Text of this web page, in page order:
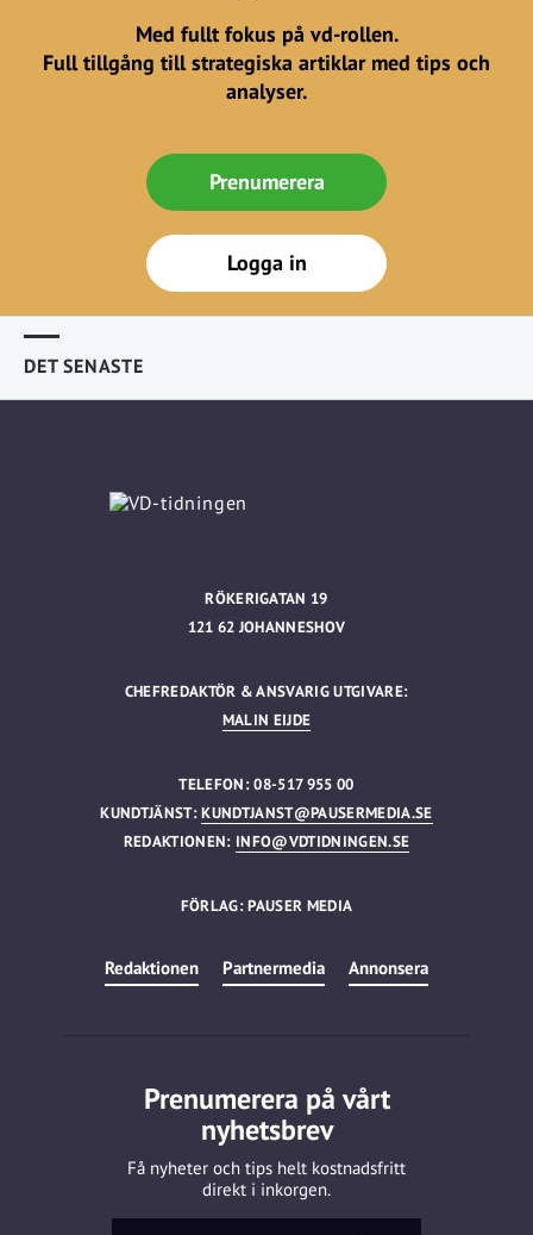
Med fullt fokus på vd-rollen.
Full tillgång till strategiska artiklar med tips och
analyser.
Prenumerera
Logga in
DET SENASTE
RÖKERIGATAN 19
121 62 JOHANNESHOV
CHEFREDAKTÖR & ANSVARIG UTGIVARE:
MALIN EIJDE
TELEFON: 08-517 955 00
KUNDTJÄNST:KUNDTJANST@PAUSERMEDIA.SE
REDAKTIONEN: INFO@VDTIDNINGEN.SE
FÖRLAG: PAUSER MEDIA
Redaktionen Partnermedia Annonsera
Prenumerera på vårt
nyhetsbrev
Få nyheter och tips helt kostnadsfritt
direkt i inkorgen.